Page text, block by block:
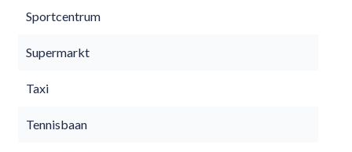
Sportcentrum
Supermarkt
Taxi
Tennisbaan